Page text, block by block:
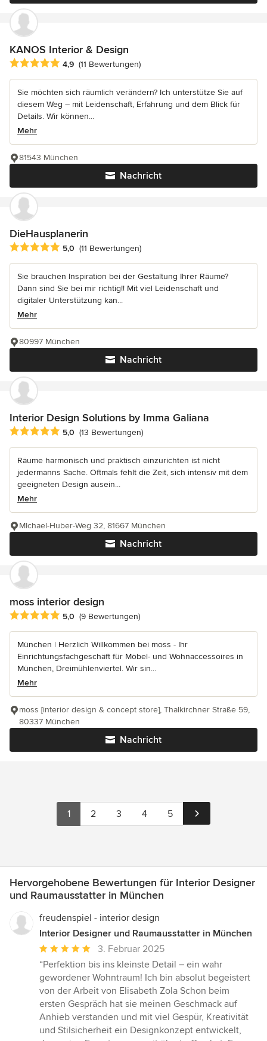
KANOS Interior & Design
Durchschnittliche Bewertung: 4.9 von 5 Sternen
4,9 (11 Bewertungen)
Sie möchten sich räumlich verändern? Ich unterstütze Sie auf
diesem Weg – mit Leidenschaft, Erfahrung und dem Blick für
Details. Wir können...
Mehr
Nachricht
81543 München
DieHausplanerin
Durchschnittliche Bewertung: 5 von 5 Sternen
5,0 (11 Bewertungen)
Sie brauchen Inspiration bei der Gestaltung Ihrer Räume?
Dann sind Sie bei mir richtig!! Mit viel Leidenschaft und
digitaler Unterstützung kan...
Mehr
Nachricht
80997 München
Interior Design Solutions by Imma Galiana
Durchschnittliche Bewertung: 5 von 5 Sternen
5,0 (13 Bewertungen)
Räume harmonisch und praktisch einzurichten ist nicht
jedermanns Sache. Oftmals fehlt die Zeit, sich intensiv mit dem
geeigneten Design ausein...
Mehr
Nachricht
MIchael-Huber-Weg 32, 81667 München
moss interior design
Durchschnittliche Bewertung: 5 von 5 Sternen
5,0 (9 Bewertungen)
München | Herzlich Willkommen bei moss - Ihr
Einrichtungsfachgeschäft für Möbel- und Wohnaccessoires in
München, Dreimühlenviertel. Wir sin...
Mehr
Nachricht
moss [interior design & concept store], Thalkirchner Straße 59,
80337 München
1 2 3 4 5
Hervorgehobene Bewertungen für Interior Designer
und Raumausstatter in München
freudenspiel - interior design
Interior Designer und Raumausstatter in München
Durchschnittliche
Bewertung:
5
von
5
Sternen
3. Februar 2025
“Perfektion bis ins kleinste Detail – ein wahr
gewordener Wohntraum! Ich bin absolut begeistert
von der Arbeit von Elisabeth Zola Schon beim
ersten Gespräch hat sie meinen Geschmack auf
Anhieb verstanden und mit viel Gespür, Kreativität
und Stilsicherheit ein Designkonzept entwickelt,